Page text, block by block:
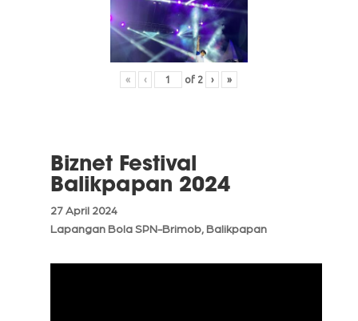
« ‹ of 2 › »
Biznet Festival
Balikpapan 2024
27 April 2024
Lapangan Bola SPN-Brimob, Balikpapan